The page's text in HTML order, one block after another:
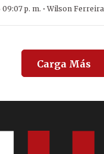
p. m. ·Wilson Ferreira
Carga Más